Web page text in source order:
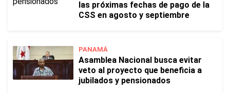
las próximas fechas de pago de la
CSS en agosto y septiembre
PANAMÁ
Asamblea Nacional busca evitar
veto al proyecto que beneficia a
jubilados y pensionados